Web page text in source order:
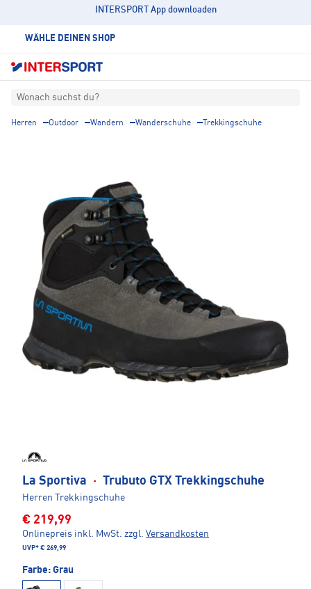
INTERSPORT App downloaden
WÄHLE DEINEN SHOP
Wonach suchst du?
Herren Outdoor Wandern Wanderschuhe Trekkingschuhe
La Sportiva · Trubuto GTX Trekkingschuhe
Herren Trekkingschuhe
€ 219,99
Onlinepreis inkl. MwSt. zzgl. Versandkosten
UVP* € 269,99
Farbe: Grau